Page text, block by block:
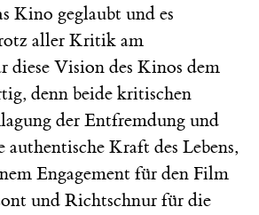
Kino geglaubt und es
aller Kritik am
diese Vision des Kinos dem
denn beide kritischen
der Entfremdung und
authentische Kraft des Lebens,
Engagement für den Film
und Richtschnur für die